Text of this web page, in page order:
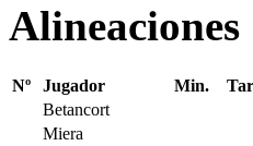
Alineaciones
Nº Jugador Min.
Betancort
Miera